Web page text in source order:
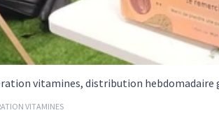
vitamines, distribution hebdomadaire
VITAMINES